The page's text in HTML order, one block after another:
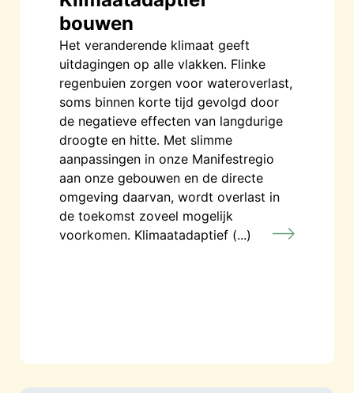
bouwen
Het veranderende klimaat geeft
uitdagingen op alle vlakken. Flinke
regenbuien zorgen voor wateroverlast,
soms binnen korte tijd gevolgd door
de negatieve effecten van langdurige
droogte en hitte. Met slimme
aanpassingen in onze Manifestregio
aan onze gebouwen en de directe
omgeving daarvan, wordt overlast in
de toekomst zoveel mogelijk
voorkomen. Klimaatadaptief (...)